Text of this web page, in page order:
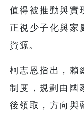
值得被推動與實
正視少子化與家
資源。
柯志恩指出，賴
制度，規劃由國
後領取，方向與